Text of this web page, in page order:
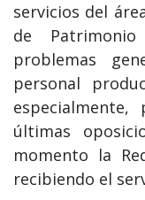
servicios del
de
problemas
personal
últimas
momento la
recibiendo el